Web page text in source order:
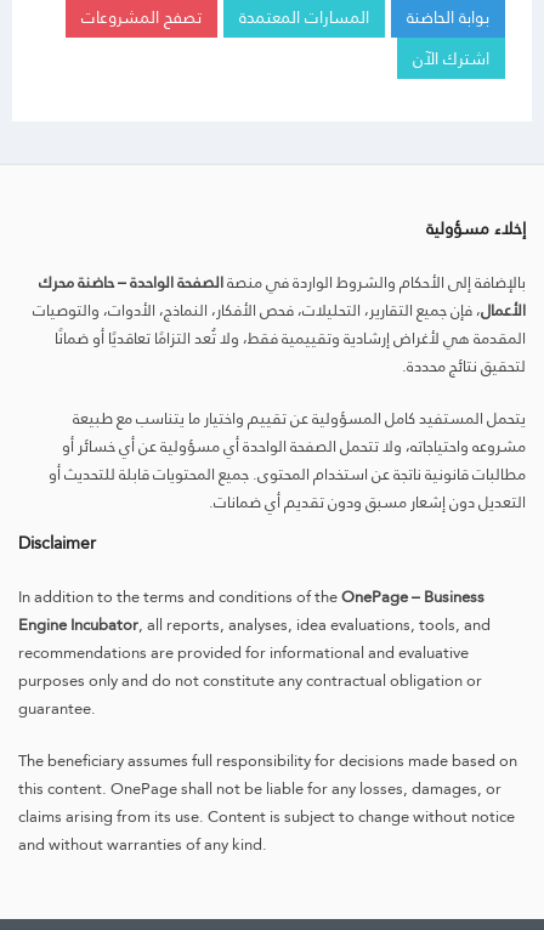
بوابة الحاضنة المسارات المعتمدة
تصفح المشروعات
اشترك الآن
إخلاء مسؤولية
بالإضافة إلى الأحكام والشروط الواردة في منصةالصفحة الواحدة – حاضنة محرك
الأعمال، فإن جميع التقارير، التحليلات، فحص الأفكار، النماذج، الأدوات، والتوصيات
المقدمة هي لأغراض إرشادية وتقييمية فقط، ولا تُعد التزامًا تعاقديًا أو ضمانًا
لتحقيق نتائج محددة.
يتحمل المستفيد كامل المسؤولية عن تقييم واختيار ما يتناسب مع طبيعة
مشروعه واحتياجاته، ولا تتحمل الصفحة الواحدة أي مسؤولية عن أي خسائر أو
مطالبات قانونية ناتجة عن استخدام المحتوى. جميع المحتويات قابلة للتحديث أو
التعديل دون إشعار مسبق ودون تقديم أي ضمانات.
Disclaimer
In addition to the terms and conditions of theOnePage – Business
Engine Incubator, all reports, analyses, idea evaluations, tools, and
recommendations are provided for informational and evaluative
purposes only and do not constitute any contractual obligation or
guarantee.
The beneficiary assumes full responsibility for decisions made based on
this content. OnePage shall not be liable for any losses, damages, or
claims arising from its use. Content is subject to change without notice
and without warranties of any kind.